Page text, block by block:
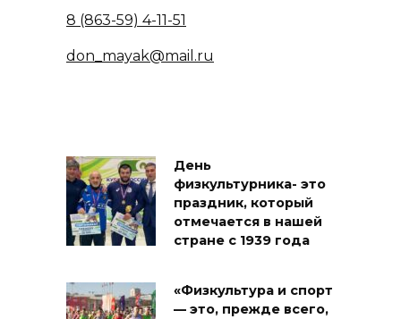
8 (863-59) 4-11-51
don_mayak@mail.ru
День
физкультурника- это
праздник, который
отмечается в нашей
стране с 1939 года
«Физкультура и спорт
— это, прежде всего,